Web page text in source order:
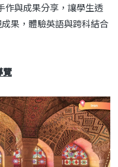
作與成果分享，讓學生透
果，體驗英語與跨科結合
覽